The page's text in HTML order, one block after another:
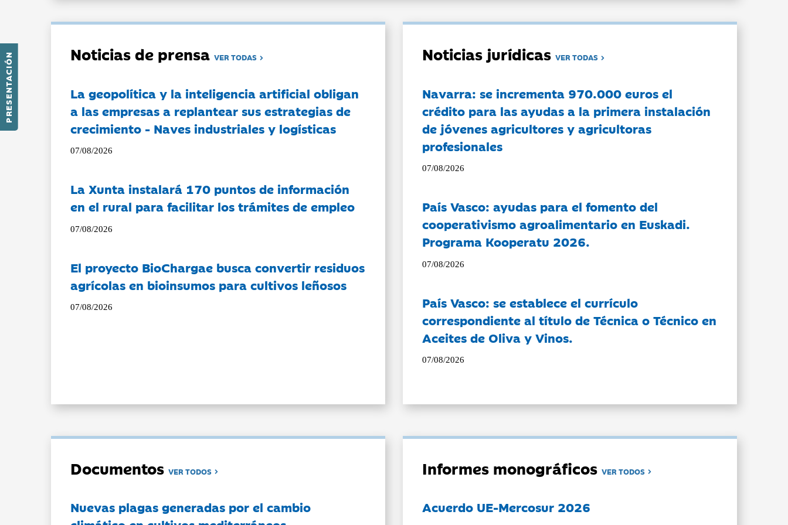
PRESENTACIÓN Noticias de prensaVER TODAS
La geopolítica y la inteligencia artificial obligan
a las empresas a replantear sus estrategias de
crecimiento - Naves industriales y logísticas
07/08/2026
La Xunta instalará 170 puntos de información
en el rural para facilitar los trámites de empleo
07/08/2026
El proyecto BioChargae busca convertir residuos
agrícolas en bioinsumos para cultivos leñosos
07/08/2026
Noticias jurídicasVER TODAS
Navarra: se incrementa 970.000 euros el
crédito para las ayudas a la primera instalación
de jóvenes agricultores y agricultoras
profesionales
07/08/2026
País Vasco: ayudas para el fomento del
cooperativismo agroalimentario en Euskadi.
Programa Kooperatu 2026.
07/08/2026
País Vasco: se establece el currículo
correspondiente al título de Técnica o Técnico en
Aceites de Oliva y Vinos.
07/08/2026
DocumentosVER TODOS
Nuevas plagas generadas por el cambio
Informes monográficosVER TODOS
Acuerdo UE-Mercosur 2026